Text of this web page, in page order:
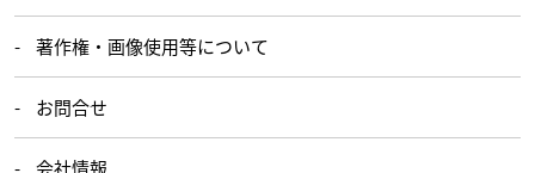
著作権・画像使用等について
お問合せ
会社情報